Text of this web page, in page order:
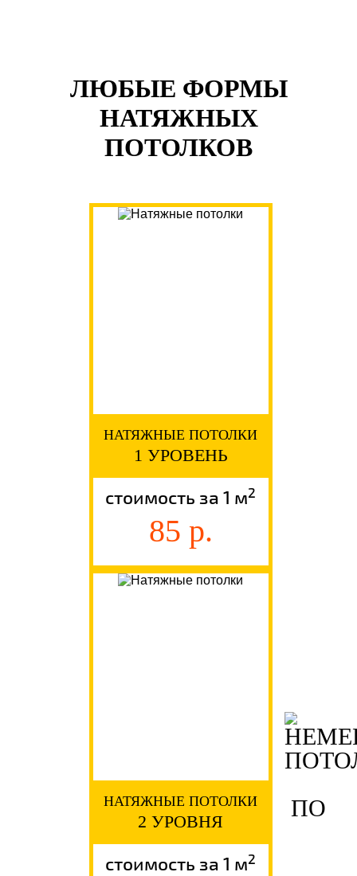
ЛЮБЫЕ ФОРМЫ
НАТЯЖНЫХ
ПОТОЛКОВ
НАТЯЖНЫЕ ПОТОЛКИ
1 УРОВЕНЬ
стоимость за 1 м2
85 р.
НАТЯЖНЫЕ ПОТОЛКИ
2 УРОВНЯ
стоимость за 1 м2
ПО